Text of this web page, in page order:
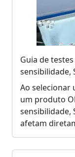
Guia de
sensibilidade,
Ao selecionar
um produto
sensibilidade,
afetam